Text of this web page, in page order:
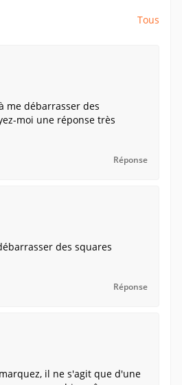
Tous
me débarrasser des
moi une réponse très
Réponse
des squares
Réponse
il ne s'agit que d'une